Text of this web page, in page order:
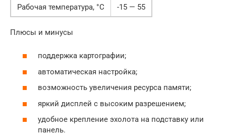
Рабочая температура, °C
-15 — 55
Плюсы и минусы
поддержка картографии;
автоматическая настройка;
возможность увеличения ресурса памяти;
яркий дисплей с высоким разрешением;
удобное крепление эхолота на подставку или
панель.